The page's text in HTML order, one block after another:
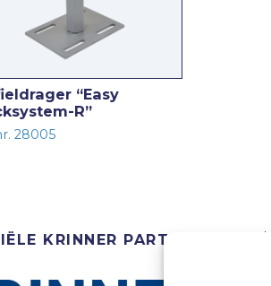
“Easy
R”
28005
KRINNER PARTNER